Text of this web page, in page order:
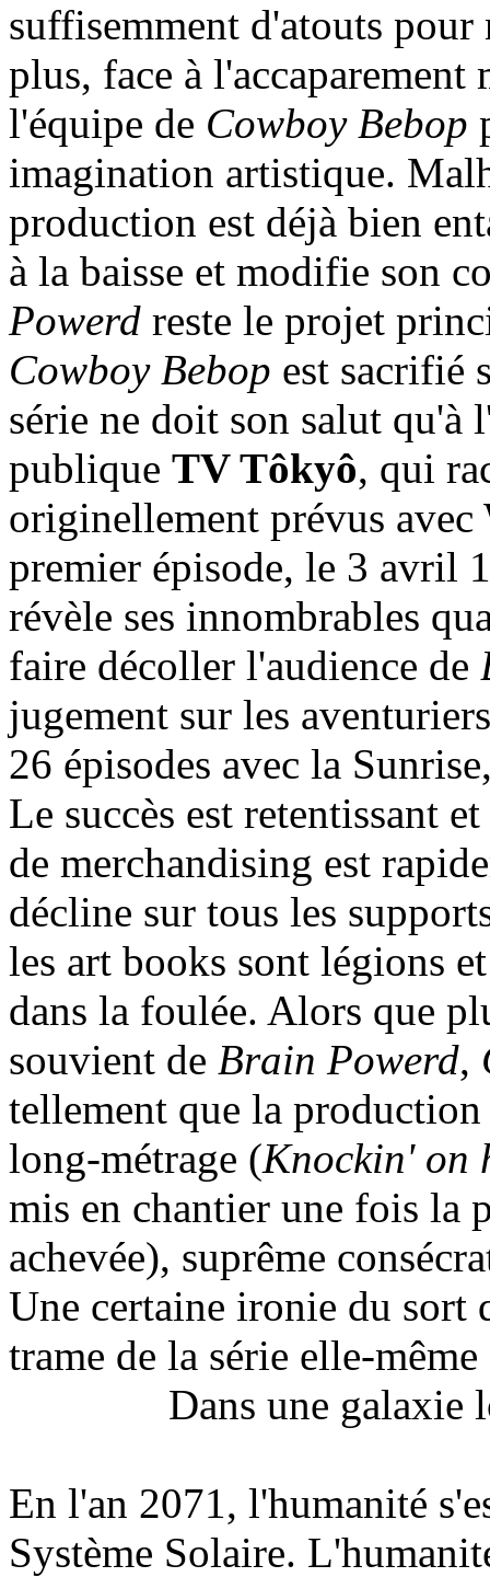
suffisemment d'atouts pour
plus, face à
l'équipe de Cowboy Bebop
imagination artistique.
production est déjà bien
à la baisse et modifie son
Powerd reste le projet
Cowboy Bebop est sacrifié
série ne doit son salut qu'à
publique TV Tôkyô, qui
originellement prévus
premier épisode, le 3 avril
révèle ses innombrables
faire décoller l'audience de
jugement sur les
26 épisodes avec la
Le succès est retentissant
de merchandising est
décline sur tous les
les art books sont légions
dans la foulée. Alors que
souvient de Brain Powerd,
tellement que la
long-métrage (Knockin' on
mis en chantier une fois la
achevée), suprême
Une certaine ironie du sort
trame de la série elle-
Dans une galaxie
En l'an 2071, l'humanité
Système Solaire.